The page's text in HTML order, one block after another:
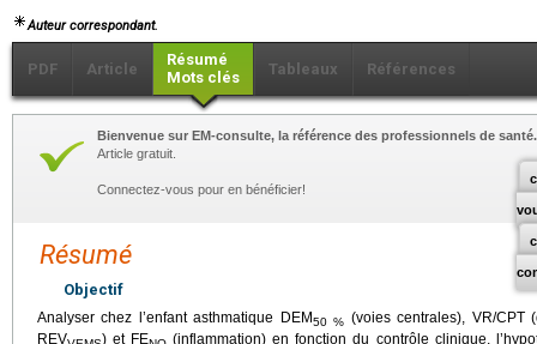
Auteur correspondant.
PDF Article
Résumé
Mots clés
Tableaux Références
Bienvenue sur EM-consulte, la référence des professionnels de santé.
Article gratuit.
Connectez-vous pour en bénéficier!
Résumé
Objectif
Analyser chez l’enfant asthmatique DEM50 % (voies centrales), VR/CPT
REV
) et FE
(inflammation) en fonction du contrôle clinique,